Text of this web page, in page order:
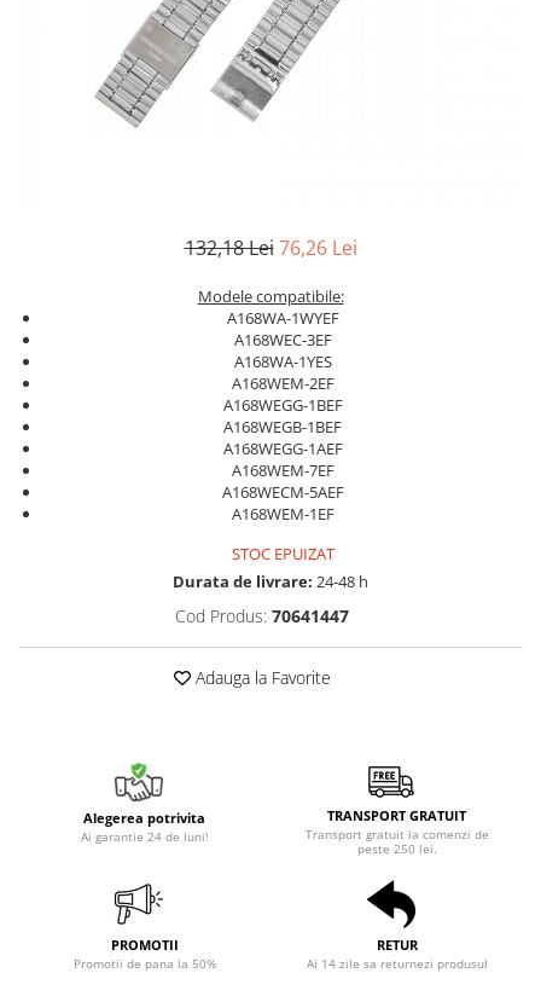
132,18 Lei 76,26 Lei
Modele compatibile:
A168WA-1WYEF
A168WEC-3EF
A168WA-1YES
A168WEM-2EF
A168WEGG-1BEF
A168WEGB-1BEF
A168WEGG-1AEF
A168WEM-7EF
A168WECM-5AEF
A168WEM-1EF
STOC EPUIZAT
Durata de livrare: 24-48 h
Cod Produs: 70641447
Adauga la Favorite
Alegerea potrivita
Ai garantie 24 de luni!
TRANSPORT GRATUIT
Transport gratuit la comenzi de
peste 250 lei.
PROMOTII
Promotii de pana la 50%
RETUR
Ai 14 zile sa returnezi produsul